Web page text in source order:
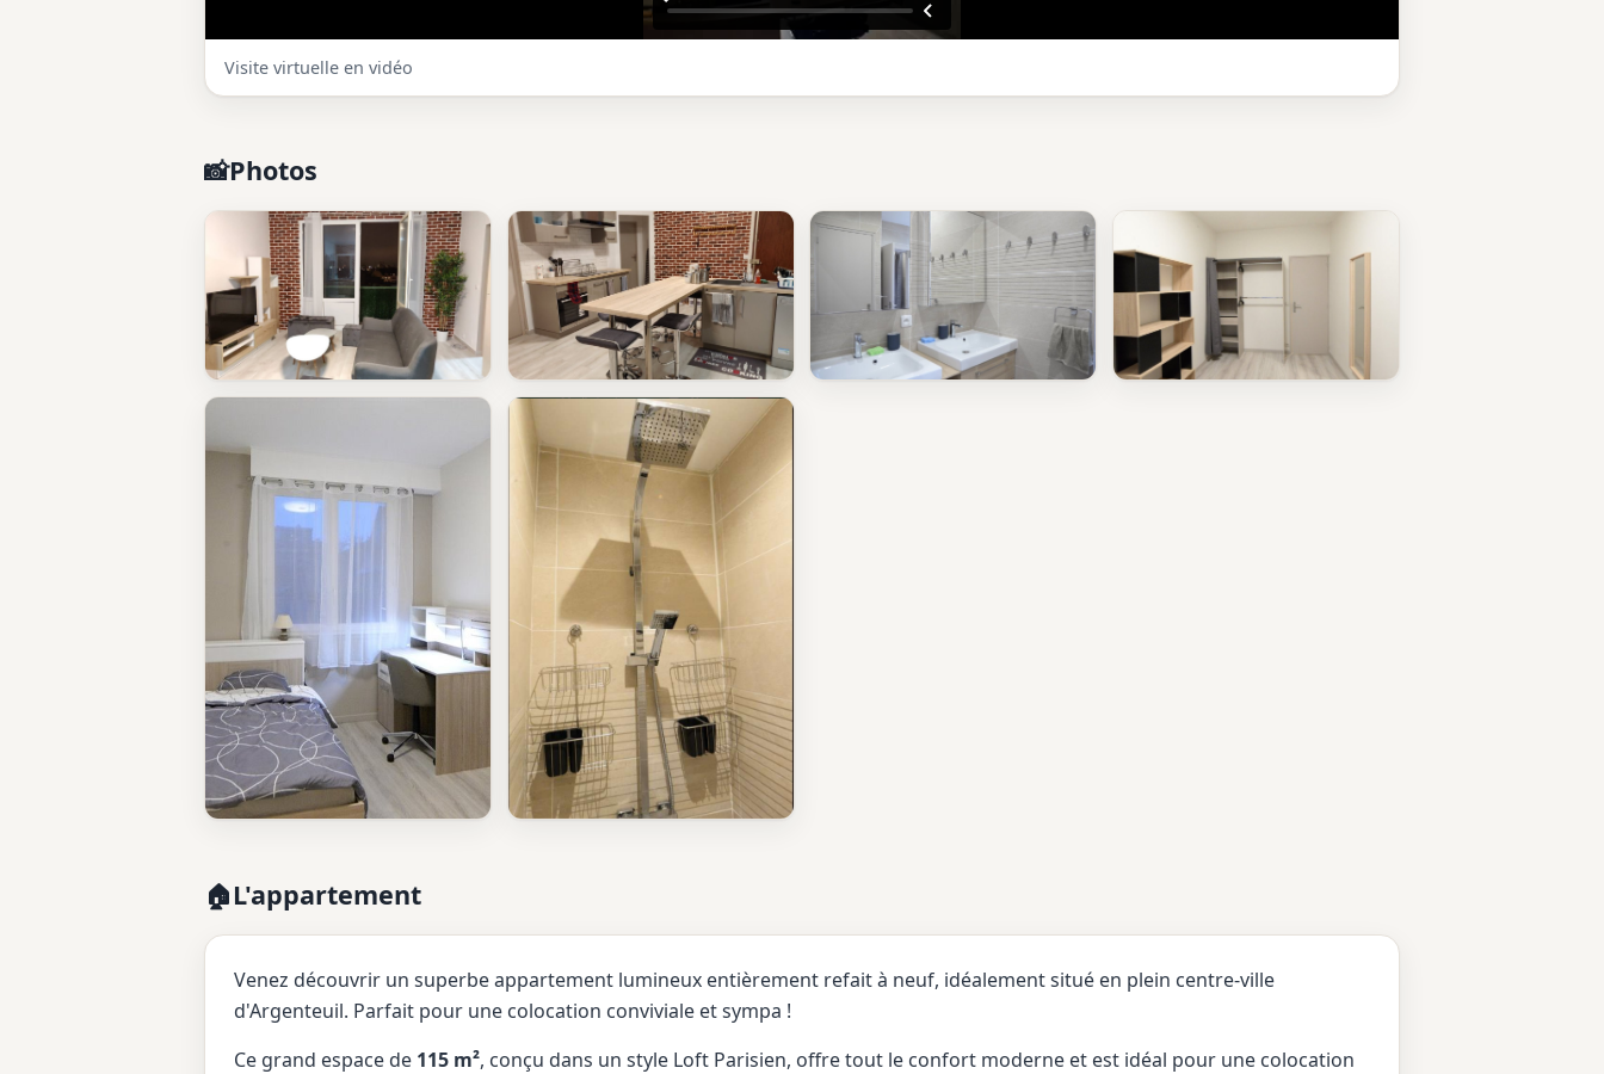
Visite virtuelle en vidéo
📸Photos
🏠L'appartement
Venez découvrir un superbe appartement lumineux entièrement refait à neuf, idéalement situé en plein centre-ville
d'Argenteuil. Parfait pour une colocation conviviale et sympa !
Ce grand espace de 115 m², conçu dans un style Loft Parisien, offre tout le confort moderne et est idéal pour une colocation